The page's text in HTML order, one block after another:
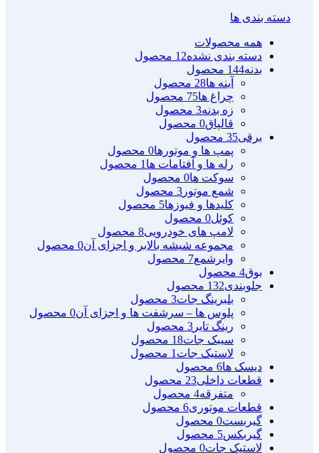
دسته بندی ها
همه محصولات
دسته بندی نشده12 محصول
بدنه144 محصول
آینه ها28 محصول
چراغ ها75 محصول
زه بدنه3 محصول
قالپاق0 محصول
برقی35 محصول
پمپ ها و موتورها0 محصول
رله ها و آفتامات ها 1 محصول
سوکت ها0 محصول
شمع موتور 3 محصول
کلیدها و فیوزها5 محصول
کوئل0 محصول
لامپ های خودرویی8 محصول
مجموعه شیشه بالابر و اجزای آن0 محصول
وایرشمع7 محصول
بوق4 محصول
جلوبندی132 محصول
بلبرینگ جات3 محصول
پلوس ها – سرشفت ها و اجزای آن0 محصول
رینگ تایر 3 محصول
سیبک جات18 محصول
لاستیک جات 1 محصول
دیسک ها6 محصول
قطعات داخلی23 محصول
متفرقه4 محصول
قطعات موتوری6 محصول
گیربست0 محصول
گیربکس5 محصول
لاستیک جات0 محصول